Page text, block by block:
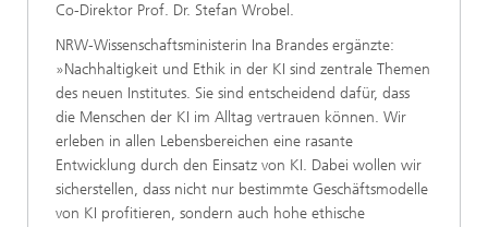
Co-Direktor Prof. Dr. Stefan Wrobel.
NRW-Wissenschaftsministerin Ina Brandes ergänzte:
»Nachhaltigkeit und Ethik in der KI sind zentrale Themen
des neuen Institutes. Sie sind entscheidend dafür, dass
die Menschen der KI im Alltag vertrauen können. Wir
erleben in allen Lebensbereichen eine rasante
Entwicklung durch den Einsatz von KI. Dabei wollen wir
sicherstellen, dass nicht nur bestimmte Geschäftsmodelle
von KI profitieren, sondern auch hohe ethische